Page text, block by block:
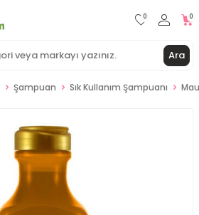
Ara
0 0
Şampuan Sık Kullanım Şampuanı